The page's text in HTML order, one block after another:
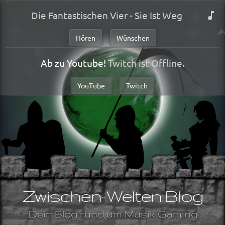
Die Fantastischen Vier - Sie Ist Weg
Hören Wünschen
Ab zu Youtube!Twitch ist Offline.
YouTube Twitch
Zwischen-Welten Blog
Dein Blog rund um Musik Gaming